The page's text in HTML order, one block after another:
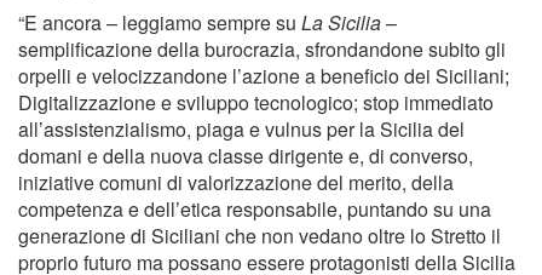
“E ancora – leggiamo sempre su La Sicilia–
semplificazione della burocrazia, sfrondandone subito gli
orpelli e velocizzandone l’azione a beneficio dei Siciliani;
Digitalizzazione e sviluppo tecnologico; stop immediato
all’assistenzialismo, piaga e vulnus per la Sicilia del
domani e della nuova classe dirigente e, di converso,
iniziative comuni di valorizzazione del merito, della
competenza e dell’etica responsabile, puntando su una
generazione di Siciliani che non vedano oltre lo Stretto il
proprio futuro ma possano essere protagonisti della Sicilia